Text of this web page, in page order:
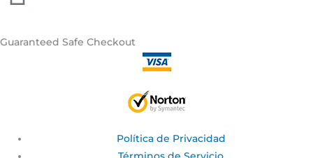
Guaranteed Safe Checkout
Política de Privacidad